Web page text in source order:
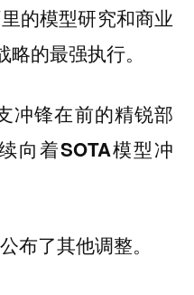
的模型研究和商业
的最强执行。
冲锋在前的精锐部
向着SOTA模型冲
布了其他调整。